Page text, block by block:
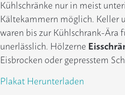
Kühlschränke nur in meist
Kältekammern möglich. Keller
waren bis zur Kühlschrank-Ära
unerlässlich. Hölzerne
Eisbrocken oder gepresstem
Plakat Herunterladen